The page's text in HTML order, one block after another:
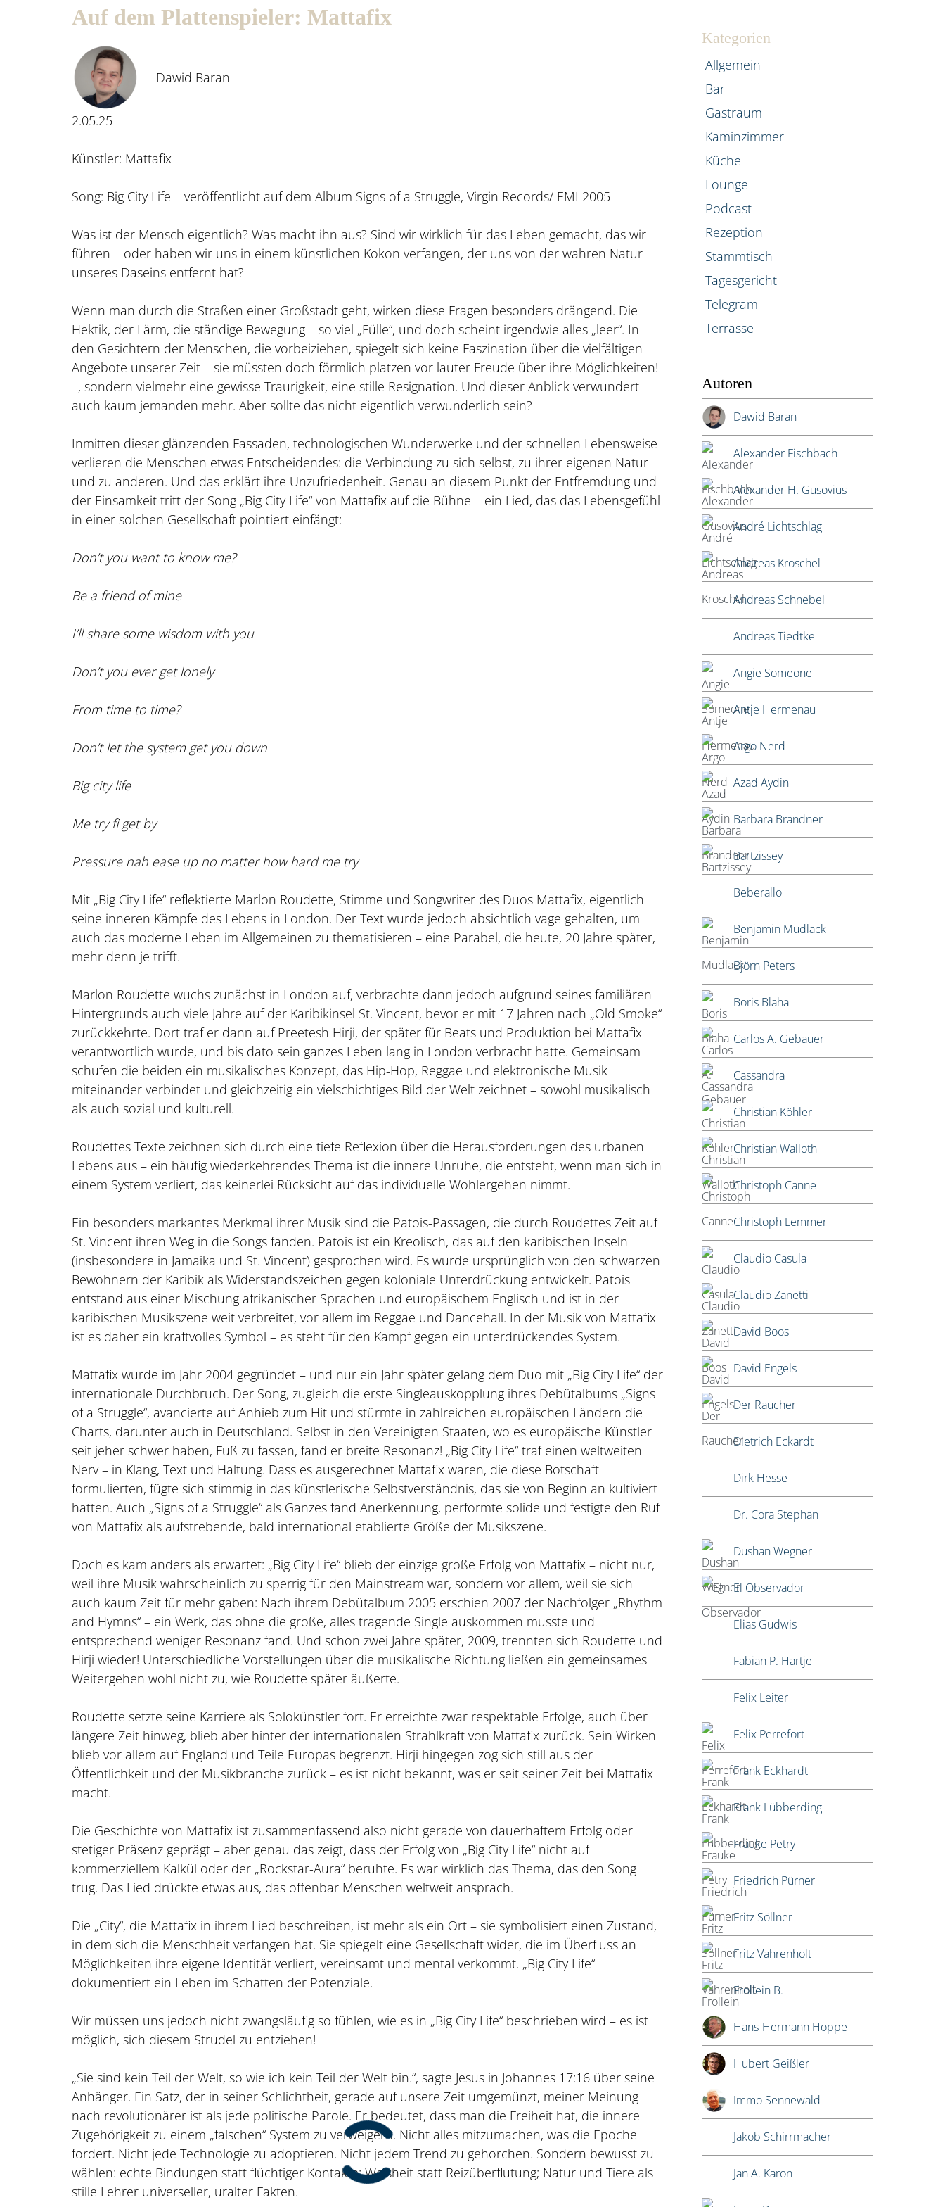
Auf dem Plattenspieler: Mattafix
Dawid Baran
2.05.25
Künstler: Mattafix
Song: Big City Life – veröffentlicht auf dem Album Signs of a Struggle, Virgin Records/ EMI 2005
Was ist der Mensch eigentlich? Was macht ihn aus? Sind wir wirklich für das Leben gemacht, das wir
führen – oder haben wir uns in einem künstlichen Kokon verfangen, der uns von der wahren Natur
unseres Daseins entfernt hat?
Wenn man durch die Straßen einer Großstadt geht, wirken diese Fragen besonders drängend. Die
Hektik, der Lärm, die ständige Bewegung – so viel „Fülle“, und doch scheint irgendwie alles „leer“. In
den Gesichtern der Menschen, die vorbeiziehen, spiegelt sich keine Faszination über die vielfältigen
Angebote unserer Zeit – sie müssten doch förmlich platzen vor lauter Freude über ihre Möglichkeiten!
–, sondern vielmehr eine gewisse Traurigkeit, eine stille Resignation. Und dieser Anblick verwundert
auch kaum jemanden mehr. Aber sollte das nicht eigentlich verwunderlich sein?
Inmitten dieser glänzenden Fassaden, technologischen Wunderwerke und der schnellen Lebensweise
verlieren die Menschen etwas Entscheidendes: die Verbindung zu sich selbst, zu ihrer eigenen Natur
und zu anderen. Und das erklärt ihre Unzufriedenheit. Genau an diesem Punkt der Entfremdung und
der Einsamkeit tritt der Song „Big City Life“ von Mattafix auf die Bühne – ein Lied, das das Lebensgefühl
in einer solchen Gesellschaft pointiert einfängt:
Don’t you want to know me?
Be a friend of mine
I’ll share some wisdom with you
Don’t you ever get lonely
From time to time?
Don’t let the system get you down
Big city life
Me try fi get by
Pressure nah ease up no matter how hard me try
Mit „Big City Life“ reflektierte Marlon Roudette, Stimme und Songwriter des Duos Mattafix, eigentlich
seine inneren Kämpfe des Lebens in London. Der Text wurde jedoch absichtlich vage gehalten, um
auch das moderne Leben im Allgemeinen zu thematisieren – eine Parabel, die heute, 20 Jahre später,
mehr denn je trifft.
Marlon Roudette wuchs zunächst in London auf, verbrachte dann jedoch aufgrund seines familiären
Hintergrunds auch viele Jahre auf der Karibikinsel St. Vincent, bevor er mit 17 Jahren nach „Old Smoke“
zurückkehrte. Dort traf er dann auf Preetesh Hirji, der später für Beats und Produktion bei Mattafix
verantwortlich wurde, und bis dato sein ganzes Leben lang in London verbracht hatte. Gemeinsam
schufen die beiden ein musikalisches Konzept, das Hip-Hop, Reggae und elektronische Musik
miteinander verbindet und gleichzeitig ein vielschichtiges Bild der Welt zeichnet – sowohl musikalisch
als auch sozial und kulturell.
Roudettes Texte zeichnen sich durch eine tiefe Reflexion über die Herausforderungen des urbanen
Lebens aus – ein häufig wiederkehrendes Thema ist die innere Unruhe, die entsteht, wenn man sich in
einem System verliert, das keinerlei Rücksicht auf das individuelle Wohlergehen nimmt.
Ein besonders markantes Merkmal ihrer Musik sind die Patois-Passagen, die durch Roudettes Zeit auf
St. Vincent ihren Weg in die Songs fanden. Patois ist ein Kreolisch, das auf den karibischen Inseln
(insbesondere in Jamaika und St. Vincent) gesprochen wird. Es wurde ursprünglich von den schwarzen
Bewohnern der Karibik als Widerstandszeichen gegen koloniale Unterdrückung entwickelt. Patois
entstand aus einer Mischung afrikanischer Sprachen und europäischem Englisch und ist in der
karibischen Musikszene weit verbreitet, vor allem im Reggae und Dancehall. In der Musik von Mattafix
ist es daher ein kraftvolles Symbol – es steht für den Kampf gegen ein unterdrückendes System.
Mattafix wurde im Jahr 2004 gegründet – und nur ein Jahr später gelang dem Duo mit „Big City Life“ der
internationale Durchbruch. Der Song, zugleich die erste Singleauskopplung ihres Debütalbums „Signs
of a Struggle“, avancierte auf Anhieb zum Hit und stürmte in zahlreichen europäischen Ländern die
Charts, darunter auch in Deutschland. Selbst in den Vereinigten Staaten, wo es europäische Künstler
seit jeher schwer haben, Fuß zu fassen, fand er breite Resonanz! „Big City Life“ traf einen weltweiten
Nerv – in Klang, Text und Haltung. Dass es ausgerechnet Mattafix waren, die diese Botschaft
formulierten, fügte sich stimmig in das künstlerische Selbstverständnis, das sie von Beginn an kultiviert
hatten. Auch „Signs of a Struggle“ als Ganzes fand Anerkennung, performte solide und festigte den Ruf
von Mattafix als aufstrebende, bald international etablierte Größe der Musikszene.
Doch es kam anders als erwartet: „Big City Life“ blieb der einzige große Erfolg von Mattafix – nicht nur,
weil ihre Musik wahrscheinlich zu sperrig für den Mainstream war, sondern vor allem, weil sie sich
auch kaum Zeit für mehr gaben: Nach ihrem Debütalbum 2005 erschien 2007 der Nachfolger „Rhythm
and Hymns“ – ein Werk, das ohne die große, alles tragende Single auskommen musste und
entsprechend weniger Resonanz fand. Und schon zwei Jahre später, 2009, trennten sich Roudette und
Hirji wieder! Unterschiedliche Vorstellungen über die musikalische Richtung ließen ein gemeinsames
Weitergehen wohl nicht zu, wie Roudette später äußerte.
Roudette setzte seine Karriere als Solokünstler fort. Er erreichte zwar respektable Erfolge, auch über
längere Zeit hinweg, blieb aber hinter der internationalen Strahlkraft von Mattafix zurück. Sein Wirken
blieb vor allem auf England und Teile Europas begrenzt. Hirji hingegen zog sich still aus der
Öffentlichkeit und der Musikbranche zurück – es ist nicht bekannt, was er seit seiner Zeit bei Mattafix
macht.
Die Geschichte von Mattafix ist zusammenfassend also nicht gerade von dauerhaftem Erfolg oder
stetiger Präsenz geprägt – aber genau das zeigt, dass der Erfolg von „Big City Life“ nicht auf
kommerziellem Kalkül oder der „Rockstar-Aura“ beruhte. Es war wirklich das Thema, das den Song
trug. Das Lied drückte etwas aus, das offenbar Menschen weltweit ansprach.
Die „City“, die Mattafix in ihrem Lied beschreiben, ist mehr als ein Ort – sie symbolisiert einen Zustand,
in dem sich die Menschheit verfangen hat. Sie spiegelt eine Gesellschaft wider, die im Überfluss an
Möglichkeiten ihre eigene Identität verliert, vereinsamt und mental verkommt. „Big City Life“
dokumentiert ein Leben im Schatten der Potenziale.
Wir müssen uns jedoch nicht zwangsläufig so fühlen, wie es in „Big City Life“ beschrieben wird – es ist
möglich, sich diesem Strudel zu entziehen!
„Sie sind kein Teil der Welt, so wie ich kein Teil der Welt bin.“, sagte Jesus in Johannes 17:16 über seine
Anhänger. Ein Satz, der in seiner Schlichtheit, gerade auf unsere Zeit umgemünzt, meiner Meinung
nach revolutionärer ist als jede politische Parole. Er bedeutet, dass man die Freiheit hat, die innere
Zugehörigkeit zu einem „falschen“ System zu verweigern. Nicht alles mitzumachen, was die Epoche
fordert. Nicht jede Technologie zu adoptieren. Nicht jedem Trend zu gehorchen. Sondern bewusst zu
wählen: echte Bindungen statt flüchtiger Kontakte; Weisheit statt Reizüberflutung; Natur und Tiere als
stille Lehrer universeller, uralter Fakten.
Kategorien
Allgemein
Bar
Gastraum
Kaminzimmer
Küche
Lounge
Podcast
Rezeption
Stammtisch
Tagesgericht
Telegram
Terrasse
Autoren
Dawid Baran
Alexander Fischbach
Alexander H. Gusovius
André Lichtschlag
Andreas Kroschel
Andreas Schnebel
Andreas Tiedtke
Angie Someone
Antje Hermenau
Argo Nerd
Azad Aydin
Barbara Brandner
Bartzissey
Beberallo
Benjamin Mudlack
Björn Peters
Boris Blaha
Carlos A. Gebauer
Cassandra
Christian Köhler
Christian Walloth
Christoph Canne
Christoph Lemmer
Claudio Casula
Claudio Zanetti
David Boos
David Engels
Der Raucher
Dietrich Eckardt
Dirk Hesse
Dr. Cora Stephan
Dushan Wegner
El Observador
Elias Gudwis
Fabian P. Hartje
Felix Leiter
Felix Perrefort
Frank Eckhardt
Frank Lübberding
Frauke Petry
Friedrich Pürner
Fritz Söllner
Fritz Vahrenholt
Frollein B.
Hans-Hermann Hoppe
Hubert Geißler
Immo Sennewald
Jakob Schirrmacher
Jan A. Karon